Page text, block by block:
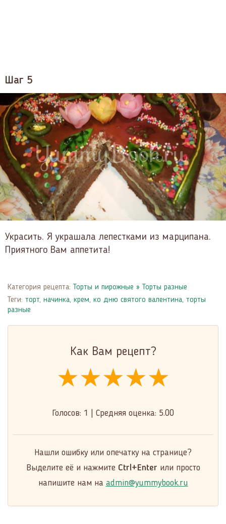
Шаг 5
Украсить. Я украшала лепестками из марципана.
Приятного Вам аппетита!
Категория рецепта: Торты и пирожные » Торты разные
Теги: торт, начинка, крем, ко дню святого валентина, торты
разные
Как Вам рецепт?
★★★★★
★★★★★
★★★★★
Голосов: 1 Средняя оценка: 5.00
Нашли ошибку или опечатку на странице?
Выделите её и нажмите Ctrl+Enter или просто
напишите нам на admin@yummybook.ru